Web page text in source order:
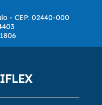
- CEP: 02440-000